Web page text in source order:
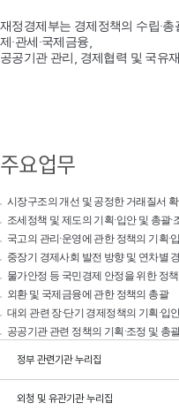
재정경제부는 경제정책의 수립·총
제·관세·국제금융,
공공기관 관리, 경제협력 및 국유
주요업무
시장구조의 개선 및 공정한 거래질서
조세정책 및 제도의 기획·입안 및 총괄·
국고의 관리·운영에 관한 정책의 기획·
중장기 경제사회 발전 방향 및 연차별
물가안정 등 국민경제 안정을 위한 정
외환 및 국제금융에 관한 정책의 총괄
대외 관련 장·단기 경제정책의 기획·입
공공기관 관련 정책의 기획·조정 및 총
정부 관련기관 누리집
외청 및 유관기관 누리집